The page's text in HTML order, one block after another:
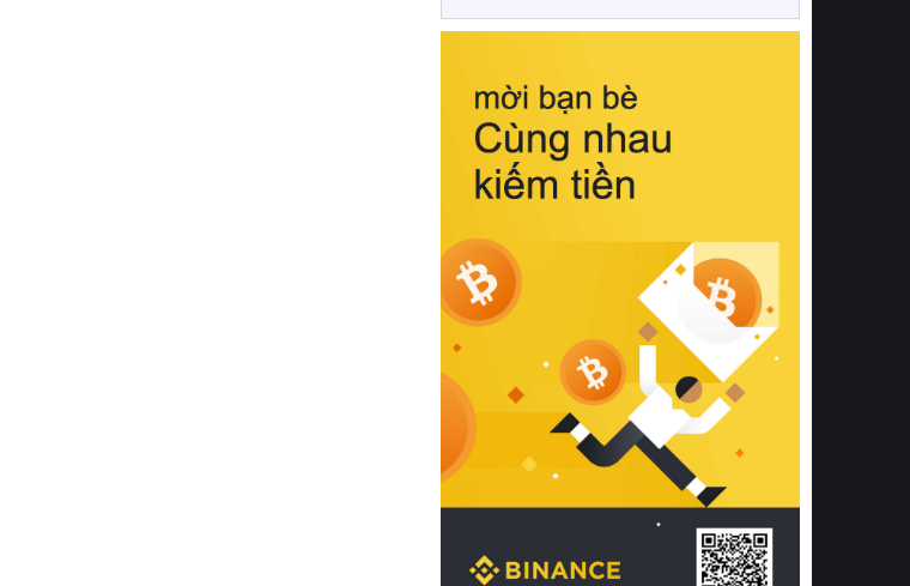
này, bạn sẽ cảm nhận rõ rệt sự khác
hồi chuẩn xác của phần đệm nâng đỡ
cột sống.
Bên cạnh đó, việc lựa chọn các dòng
sản phẩm đạt chuẩn chất lượng quốc
tế còn giúp ngăn ngừa tình trạng kích
khuẩn và nấm mốc trong điều kiện
thời tiết nóng ẩm. Bạn có thể tìm hiểu
thêm các nghiên cứu khoa học về tác
động của giấc ngủ và môi trường
phòng ngủ đối với sức khỏe con
người tại Sleep Foundation (External
Link) để có cái nhìn toàn diện hơn.
2. Các tiêu chí vàng khi lựa chọn
chăn ga gối đệm cao cấp cho phòng
ngủ
Để sở hữu một bộ chăn ga gối đệm
cao cấp hoàn hảo cả về thẩm mỹ lẫn
công năng, người tiêu dùng cần cân
nhắc kỹ lưỡng các tiêu chí quan trọng